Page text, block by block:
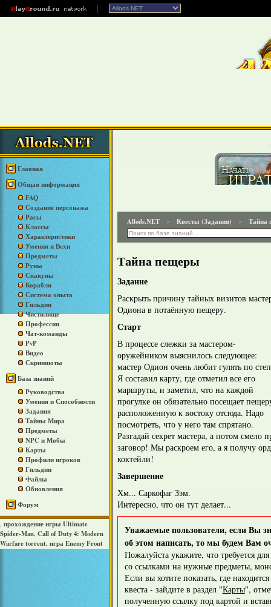
Главная
Общая информация
FAQ
Создание персонажа
Расы
Классы
Характеристики
Умения и Вехи
Предметы
Руны
Скакуны
Корабли
Система опыта
Гильдии
Чистилище
Профессии
Чат-команды
PvP
Видео
Скриншоты
База знаний
Руководства
Умения и Способности
Задания
Тайны Мира
Предметы
NPC и Мобы
Карты
Профили игроков
Гильдии
Файлы
Обновления
Форум
, прохождение игры Ultimate
Spider-Man, Call of Duty 4: Modern
Warfare torrent, игра Enemy Front
Allods.NET > Квесты (Задания) > Тайна
Тайна пещеры
Задание
Раскрыть причину тайных визитов
Одиона в потаённую пещеру.
Старт
В процессе слежки за мастером-
оружейником выяснилось следующее:
мастер Одион очень любит гулять по
Я составил карту, где отметил все его
маршруты, и заметил, что на каждой
прогулке он обязательно посещает
расположенную к востоку отсюда. Надо
посмотреть, что у него там спрятано.
Разгадай секрет мастера, а потом
заговор! Мы раскроем его, а я получу
коктейли!
Завершение
Хм... Саркофаг Зэм.
Интересно, что он тут делает...
Уважаемые пользователи, если Вы
об этом написать, то мы будем Вам
Пожалуйста укажите, что требуется
со ссылками на нужные предметы,
Если вы хотите показать, где
квеста - зайдите в раздел "Карты",
полученную ссылку под картой и